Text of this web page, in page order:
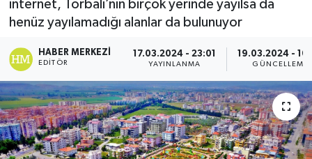
internet, Torbalı’nın birçok yerinde yayılsa da
henüz yayılamadığı alanlar da bulunuyor
HABER MERKEZI
EDITÖR
17.03.2024 - 23:01
YAYINLANMA
19.03.2024 -
GÜNCELLEME
Süper Lig Puan Durumu ve Fikstür
Tüm Manşetler
Son Dakika Haberleri
Haber Arşivi